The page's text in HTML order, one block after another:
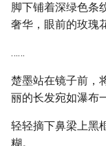
脚下铺着深绿色条
奢华，眼前的玫瑰
……
楚墨站在镜子前，
丽的长发宛如瀑布
轻轻摘下鼻梁上黑
糊。